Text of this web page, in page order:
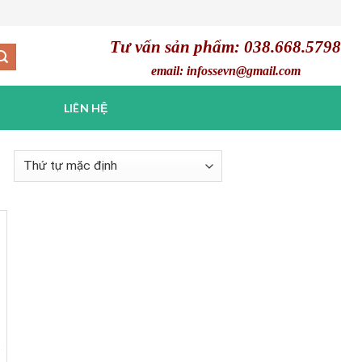
Tư vấn sản phẩm: 038.668.5798
email: infossevn@gmail.com
LIÊN HỆ